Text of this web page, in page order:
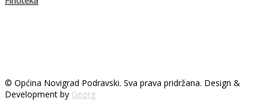
© Općina Novigrad Podravski. Sva prava pridržana. Design &
Development by Georg